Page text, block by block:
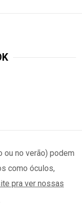
ou no verão) podem
como óculos,
pra ver nossas